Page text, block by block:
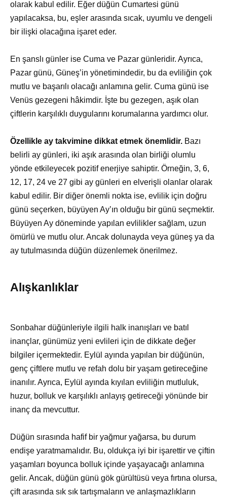
olarak kabul edilir. Eğer düğün Cumartesi günü
yapılacaksa, bu, eşler arasında sıcak, uyumlu ve dengeli
bir ilişki olacağına işaret eder.
En şanslı günler ise Cuma ve Pazar günleridir. Ayrıca,
Pazar günü, Güneş’in yönetimindedir, bu da evliliğin çok
mutlu ve başarılı olacağı anlamına gelir. Cuma günü ise
Venüs gezegeni hâkimdir. İşte bu gezegen, aşık olan
çiftlerin karşılıklı duygularını korumalarına yardımcı olur.
Özellikle ay takvimine dikkat etmek önemlidir. Bazı
belirli ay günleri, iki aşık arasında olan birliği olumlu
yönde etkileyecek pozitif enerjiye sahiptir. Örneğin, 3, 6,
12, 17, 24 ve 27 gibi ay günleri en elverişli olanlar olarak
kabul edilir. Bir diğer önemli nokta ise, evlilik için doğru
günü seçerken, büyüyen Ay’ın olduğu bir günü seçmektir.
Büyüyen Ay döneminde yapılan evlilikler sağlam, uzun
ömürlü ve mutlu olur. Ancak dolunayda veya güneş ya da
ay tutulmasında düğün düzenlemek önerilmez.
Alışkanlıklar
Sonbahar düğünleriyle ilgili halk inanışları ve batıl
inançlar, günümüz yeni evlileri için de dikkate değer
bilgiler içermektedir. Eylül ayında yapılan bir düğünün,
genç çiftlere mutlu ve refah dolu bir yaşam getireceğine
inanılır. Ayrıca, Eylül ayında kıyılan evliliğin mutluluk,
huzur, bolluk ve karşılıklı anlayış getireceği yönünde bir
inanç da mevcuttur.
Düğün sırasında hafif bir yağmur yağarsa, bu durum
endişe yaratmamalıdır. Bu, oldukça iyi bir işarettir ve çiftin
yaşamları boyunca bolluk içinde yaşayacağı anlamına
gelir. Ancak, düğün günü gök gürültüsü veya fırtına olursa,
çift arasında sık sık tartışmaların ve anlaşmazlıkların